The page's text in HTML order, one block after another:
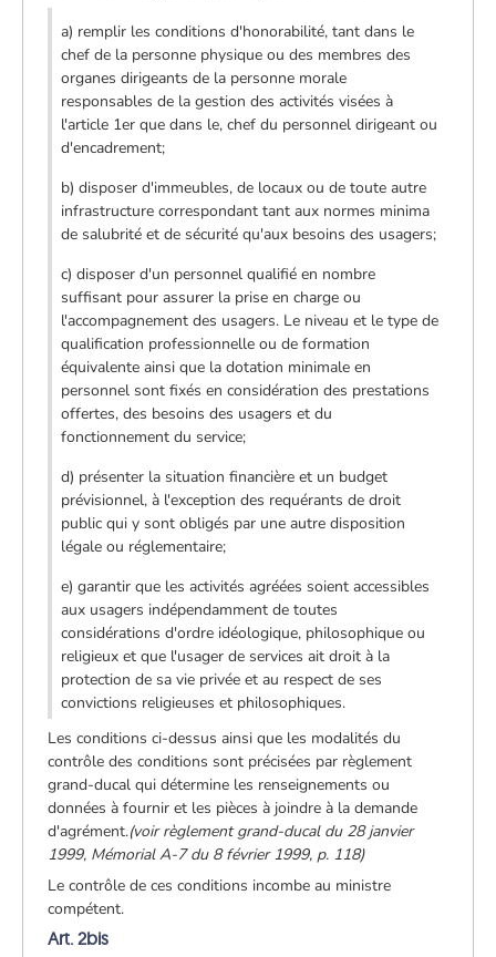
a) remplir les conditions d'honorabilité, tant dans le
chef de la personne physique ou des membres des
organes dirigeants de la personne morale
responsables de la gestion des activités visées à
l'article 1er que dans le, chef du personnel dirigeant ou
d'encadrement;
b) disposer d'immeubles, de locaux ou de toute autre
infrastructure correspondant tant aux normes minima
de salubrité et de sécurité qu'aux besoins des usagers;
c) disposer d'un personnel qualifié en nombre
suffisant pour assurer la prise en charge ou
l'accompagnement des usagers. Le niveau et le type de
qualification professionnelle ou de formation
équivalente ainsi que la dotation minimale en
personnel sont fixés en considération des prestations
offertes, des besoins des usagers et du
fonctionnement du service;
d) présenter la situation financière et un budget
prévisionnel, à l'exception des requérants de droit
public qui y sont obligés par une autre disposition
légale ou réglementaire;
e) garantir que les activités agréées soient accessibles
aux usagers indépendamment de toutes
considérations d'ordre idéologique, philosophique ou
religieux et que l'usager de services ait droit à la
protection de sa vie privée et au respect de ses
convictions religieuses et philosophiques.
Les conditions ci-dessus ainsi que les modalités du
contrôle des conditions sont précisées par règlement
grand-ducal qui détermine les renseignements ou
données à fournir et les pièces à joindre à la demande
d'agrément.(voir règlement grand-ducal du 28 janvier
1999, Mémorial A-7 du 8 février 1999, p. 118)
Le contrôle de ces conditions incombe au ministre
compétent.
Art. 2bis